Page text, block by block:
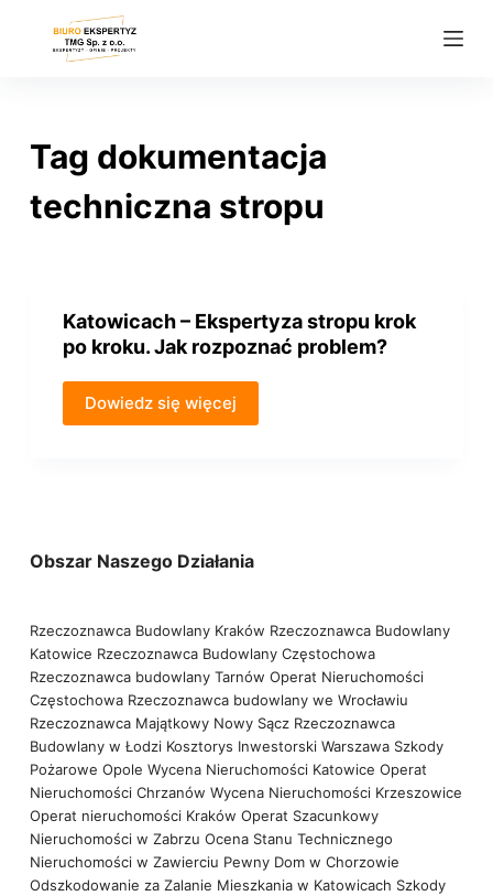
ź
Tag dokumentacja
techniczna stropu
Katowicach – Ekspertyza stropu krok
po kroku. Jak rozpoznać problem?
Dowiedz się więcej
Obszar Naszego Działania
Rzeczoznawca Budowlany Kraków Rzeczoznawca Budowlany
Katowice Rzeczoznawca Budowlany Częstochowa
Rzeczoznawca budowlany Tarnów Operat Nieruchomości
Częstochowa Rzeczoznawca budowlany we Wrocławiu
Rzeczoznawca Majątkowy Nowy Sącz Rzeczoznawca
Budowlany w Łodzi Kosztorys Inwestorski Warszawa Szkody
Pożarowe Opole Wycena Nieruchomości Katowice Operat
Nieruchomości Chrzanów Wycena Nieruchomości Krzeszowice
Operat nieruchomości Kraków Operat Szacunkowy
Nieruchomości w Zabrzu Ocena Stanu Technicznego
Nieruchomości w Zawierciu Pewny Dom w Chorzowie
Odszkodowanie za Zalanie Mieszkania w Katowicach Szkody